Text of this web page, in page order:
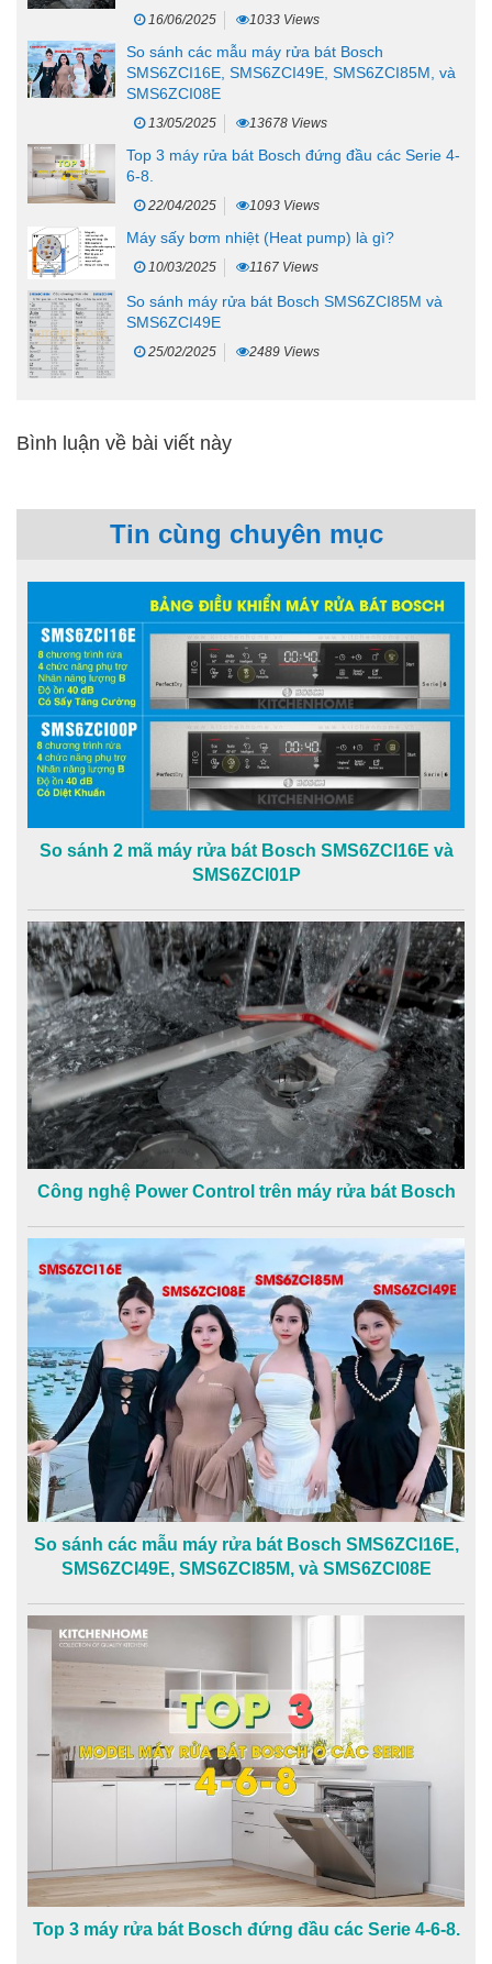
16/06/2025 1033 Views
So sánh các mẫu máy rửa bát Bosch
SMS6ZCI16E, SMS6ZCI49E, SMS6ZCI85M, và
SMS6ZCI08E
13/05/2025 13678 Views
Top 3 máy rửa bát Bosch đứng đầu các Serie 4-
6-8.
22/04/2025 1093 Views
Máy sấy bơm nhiệt (Heat pump) là gì?
10/03/2025 1167 Views
So sánh máy rửa bát Bosch SMS6ZCI85M và
SMS6ZCI49E
25/02/2025 2489 Views
Bình luận về bài viết này
Tin cùng chuyên mục
So sánh 2 mã máy rửa bát Bosch SMS6ZCI16E và
SMS6ZCI01P
Công nghệ Power Control trên máy rửa bát Bosch
So sánh các mẫu máy rửa bát Bosch SMS6ZCI16E,
SMS6ZCI49E, SMS6ZCI85M, và SMS6ZCI08E
Top 3 máy rửa bát Bosch đứng đầu các Serie 4-6-8.